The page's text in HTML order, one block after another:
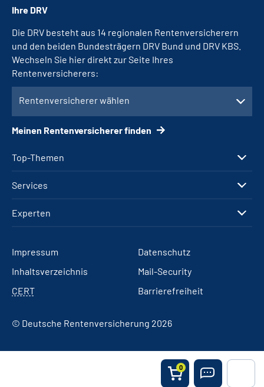
0
Top-Themen
Services
Experten
Ihre DRV
Die DRV besteht aus 14 regionalen Rentenversicherern
und den beiden Bundesträgern DRV Bund und DRV KBS.
Wechseln Sie hier direkt zur Seite Ihres
Rentenversicherers:
Rentenversicherer wählen
Meinen Rentenversicherer finden
Impressum
Datenschutz
Inhaltsverzeichnis
Mail-Security
CERT
Barrierefreiheit
© Deutsche Rentenversicherung 2026